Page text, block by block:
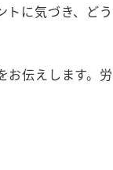
に気づき、ど
伝えします。